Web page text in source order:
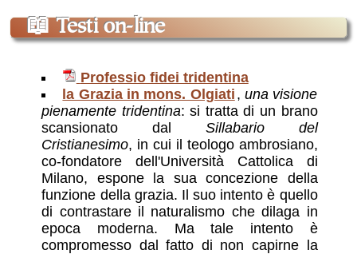
📖 Testi on-line
la Grazia in mons. Olgiati , una visione
pienamente tridentina: si tratta di un brano
scansionato dal Sillabario del
Cristianesimo, in cui il teologo ambrosiano,
co-fondatore dell'Università Cattolica di
Milano, espone la sua concezione della
funzione della grazia. Il suo intento è quello
di contrastare il naturalismo che dilaga in
epoca moderna. Ma tale intento è
compromesso dal fatto di non capirne la
Professio fidei tridentina